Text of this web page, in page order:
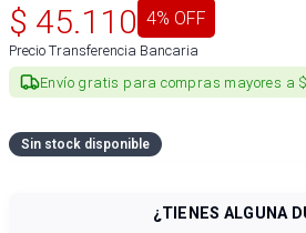
$ 45.110 4% OFF
Precio Transferencia Bancaria
Envío gratis para compras mayores a
Sin stock disponible
¿TIENES ALGUNA